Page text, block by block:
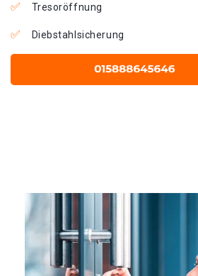
Tresoröffnung
Diebstahlsicherung